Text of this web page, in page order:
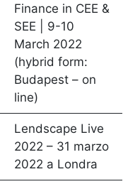
Finance in CEE &
SEE | 9-10
March 2022
(hybrid form:
Budapest – on
line)
Lendscape Live
2022 – 31 marzo
2022 a Londra